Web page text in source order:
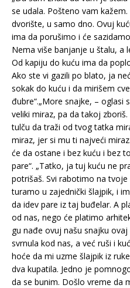
se udala. Pošteno vam
dvorište, u samo dno. Ovuj
ima da porušimo i će
Nema više banjanje u štalu, a
Od kapiju do kuću ima da
Ako ste vi gazili po blato, ja
sokak do kuću i da mirišem
đubre“.„More snajke, – oglasi
veliki miraz, pa da takoj
tulču da traži od tvog tatka
miraz, jer si mu ti najveći
će da ostane i bez kuću i bez
pare“. „Tatko, ja tuj kuću ne
potrišaš. Svi rabotimo na
turamo u zajednički šlajpik, i
da idev pare iz taj buđelar. A
od nas, nego će platimo
gu nađe ovuj našu snajku ovaj
svrnula kod nas, a već ruši i
hoće da mi uzme šlajpik iz
dva kupatila. Jedno je
da se bunim. Došlo vreme da